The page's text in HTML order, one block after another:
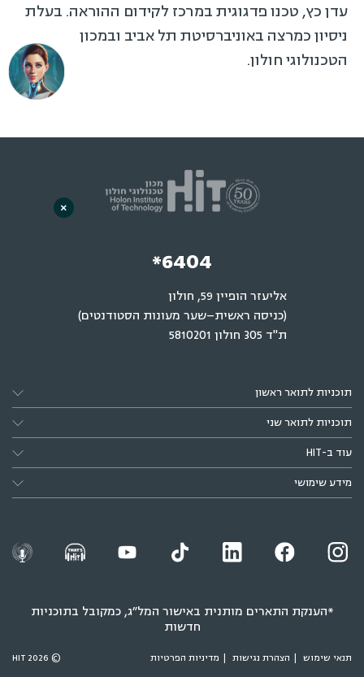
עדן כץ, טכנו פדגוגית במרכז לקידום ההוראה. בעלת
ניסיון כמרצה באוניברסיטת תל אביב ובמכון
הטכנולוגי חולון.
*6404
אליעזר הופיין 59, חולון
(כניסה ראשית–שער מעונות הסטודנטים)
ת"ד 305 חולון 5810201
תוכניות לתואר ראשון
תוכניות לתואר שני
עוד ב-HIT
מידע שימושי
*הענקת התארים מותנית באישור המל״ג, כמקובל בתוכניות
חדשות
תנאי שימוש הצהרת נגישות מדיניות הפרטיות © 2026 HIT
×